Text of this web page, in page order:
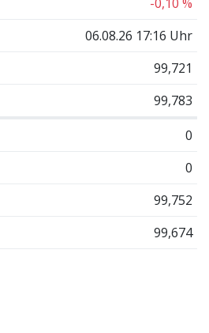
06.08.26 17:16 Uhr
99,721
99,783
0
0
99,752
99,674